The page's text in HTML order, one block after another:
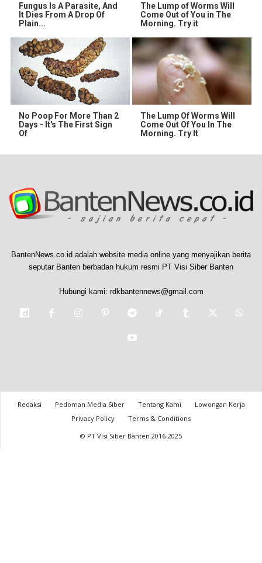
Fungus Is A Parasite, And
It Dies From A Drop Of
Plain...
The Lump of Worms Will
Come Out of You in The
Morning. Try it
No Poop For More Than 2
Days - It's The First Sign
Of
The Lump Of Worms Will
Come Out Of You In The
Morning. Try It
BantenNews.co.id adalah website media online yang menyajikan berita
seputar Banten berbadan hukum resmi PT Visi Siber Banten
Hubungi kami: rdkbantennews@gmail.com
Redaksi Pedoman Media Siber Tentang Kami
Lowongan Kerja
Privacy Policy
Terms & Conditions
© PT Visi Siber Banten 2016-2025